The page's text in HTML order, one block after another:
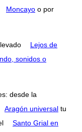
Moncayo o por
Lejos de
sonidos o
desde la
Aragón universal tu
Santo Grial en